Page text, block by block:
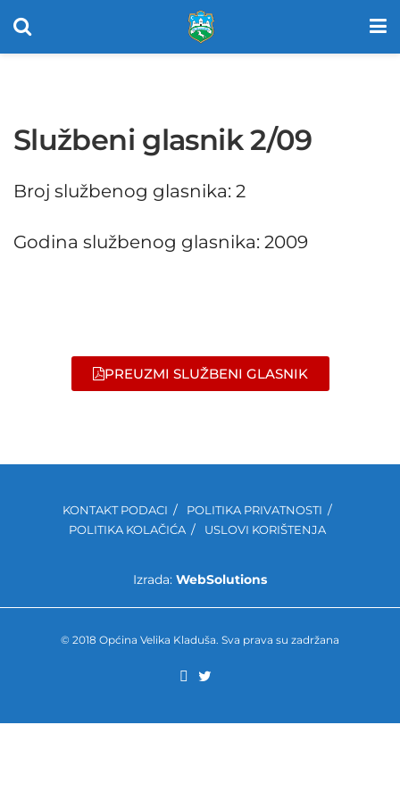
Službeni glasnik 2/09
Broj službenog glasnika: 2
Godina službenog glasnika: 2009
PREUZMI SLUŽBENI GLASNIK
KONTAKT PODACI
POLITIKA PRIVATNOSTI
POLITIKA KOLAČIĆA
USLOVI KORIŠTENJA
Izrada: WebSolutions
© 2018 Općina Velika Kladuša. Sva prava su zadržana